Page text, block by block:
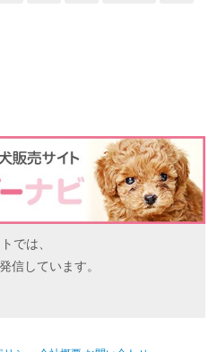
では、
信しています。